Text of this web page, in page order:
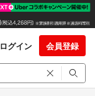
ログイン 会員登録